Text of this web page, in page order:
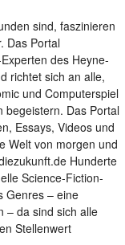
sind, faszinieren
Das Portal
des Heyne-
richtet sich an alle,
und Computerspiel
begeistern. Das Portal
Essays, Videos und
Welt von morgen und
Hunderte
Science-Fiction-
Genres – eine
– da sind sich alle
Stellenwert